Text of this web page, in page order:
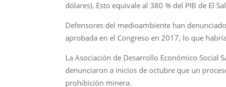
dólares). Esto equivale al 380 % del PIB de El
Defensores del medioambiente han
aprobada en el Congreso en 2017, lo que
La Asociación de Desarrollo Económico Social
denunciaron a inicios de octubre que un
prohibición minera.